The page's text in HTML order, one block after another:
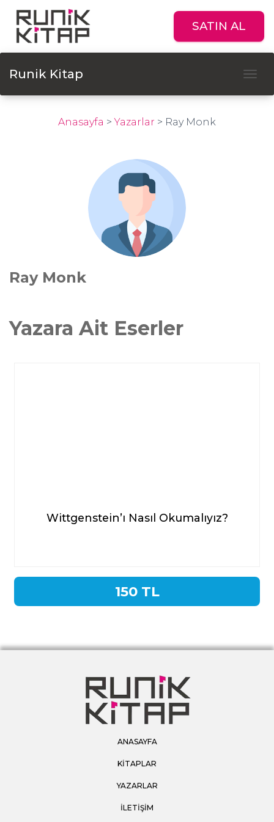
SATIN AL
Runik Kitap
Anasayfa >Yazarlar > Ray Monk
Ray Monk
Yazara Ait Eserler
Wittgenstein’ı Nasıl Okumalıyız?
150 TL
ANASAYFA
KİTAPLAR
YAZARLAR
İLETİŞİM